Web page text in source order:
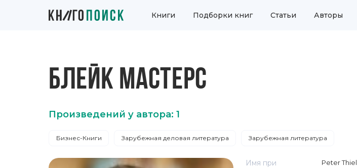
Книги Подборки книг Статьи Авторы
БЛЕЙК МАСТЕРС
Произведений у автора: 1
Бизнес-Книги Зарубежная деловая литература Зарубежная литература
Имя при
Peter Thiel